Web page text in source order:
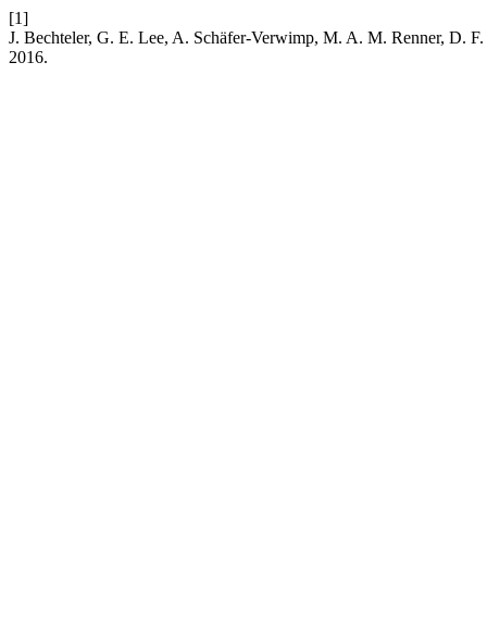
[1]
J. Bechteler, G. E. Lee, A. Schäfer-Verwimp, M. A. M. Renner, D.
2016.